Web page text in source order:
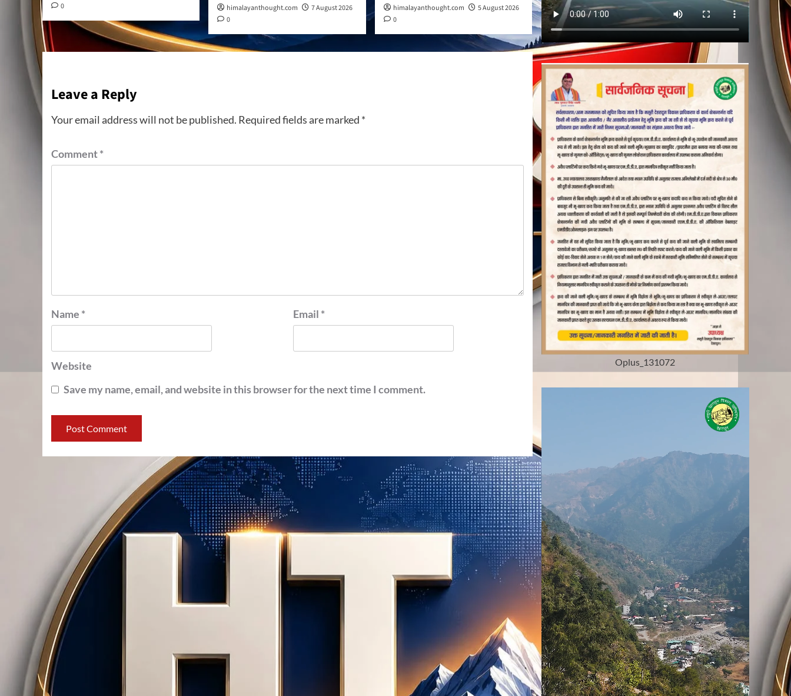
0
himalayanthought.com
7 August 2026
0
himalayanthought.com
5 August 2026
0
Leave a Reply
Your email address will not be published. Required fields are marked *
Comment*
Name * Email *
Website
Save my name, email, and website in this browser for the next time I comment.
Oplus_131072